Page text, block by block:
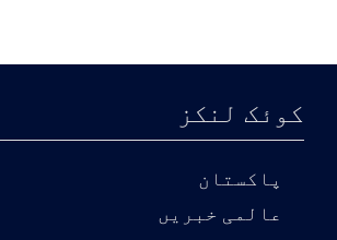
کوئک لنکز
پاکستان
عالمی خبریں